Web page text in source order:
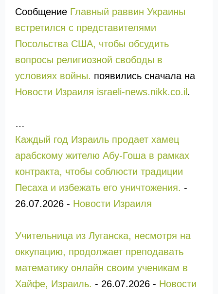
Сообщение Главный раввин Украины
встретился с представителями
Посольства США, чтобы обсудить
вопросы религиозной свободы в
условиях войны. появились сначала на
Новости Израиля israeli-news.nikk.co.il .
…
Каждый год Израиль продает хамец
арабскому жителю Абу-Гоша в рамках
контракта, чтобы соблюсти традиции
Песаха и избежать его уничтожения. -
26.07.2026- Новости Израиля
Учительница из Луганска, несмотря на
оккупацию, продолжает преподавать
математику онлайн своим ученикам в
Хайфе, Израиль. - 26.07.2026- Новости